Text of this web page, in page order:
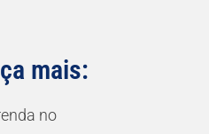
mais:
no